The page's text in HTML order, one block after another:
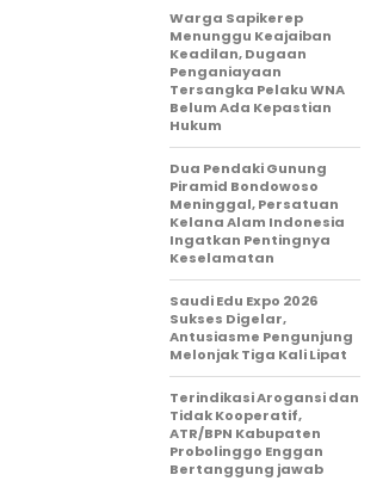
Warga Sapikerep
Menunggu Keajaiban
Keadilan, Dugaan
Penganiayaan
Tersangka Pelaku WNA
Belum Ada Kepastian
Hukum
Dua Pendaki Gunung
Piramid Bondowoso
Meninggal, Persatuan
Kelana Alam Indonesia
Ingatkan Pentingnya
Keselamatan
Saudi Edu Expo 2026
Sukses Digelar,
Antusiasme Pengunjung
Melonjak Tiga Kali Lipat
Terindikasi Arogansi dan
Tidak Kooperatif,
ATR/BPN Kabupaten
Probolinggo Enggan
Bertanggung jawab